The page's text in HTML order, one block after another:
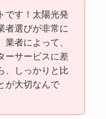
です！太陽光発
者選びが非常に
者によって、
ーサービスに差
、しっかりと比
が大切なんで